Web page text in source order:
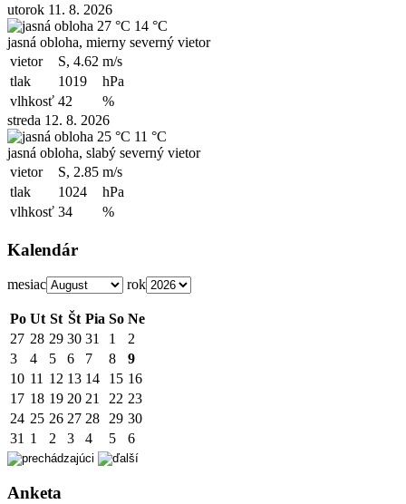
utorok 11. 8. 2026
27 °C 14 °C
jasná obloha, mierny severný vietor
vietor
S, 4.62 m/s
tlak
1019
hPa
vlhkosť 42
%
streda 12. 8. 2026
25 °C 11 °C
jasná obloha, slabý severný vietor
vietor
S, 2.85 m/s
tlak
1024
hPa
vlhkosť 34 %
Kalendár
mesiac rok
Po Ut St Št Pia So Ne
27 28 29 30 31 1
2
3
4 5 6 7 8
9
10 11 12 13 14 15 16
17 18 19 20 21 22 23
24 25 26 27 28 29 30
31 1 2 3 4 5 6
Anketa